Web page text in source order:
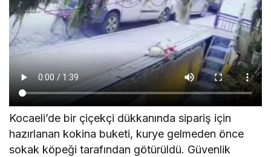
Kocaeli’de bir çiçekçi dükkanında sipariş için
hazırlanan kokina buketi, kurye gelmeden önce
sokak köpeği tarafından götürüldü. Güvenlik